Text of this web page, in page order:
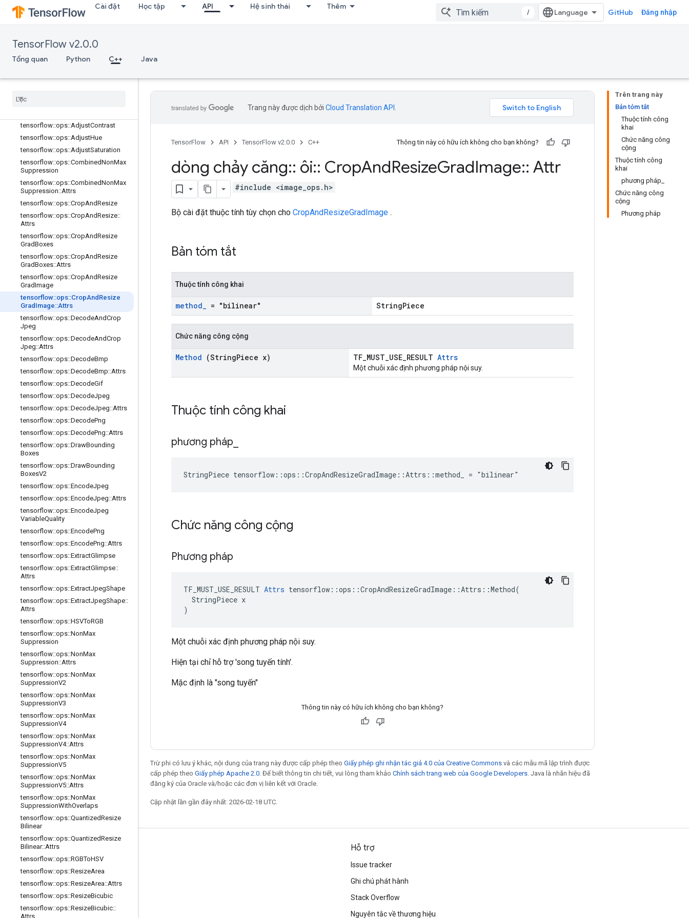
Cài đặt Học tập API Hệ sinh thái Thêm
/ GitHub Đăng nhập
TensorFlow v2.0.0
Tổng quan Python C++ Java
C++
array_ops
control_flow_ops
image
tensorflow::ops::AdjustContrast
tensorflow::ops::AdjustHue
tensorflow::ops::AdjustSaturation
tensorflow::ops::CombinedNonMax
Suppression
tensorflow::ops::CombinedNonMax
Suppression::Attrs
tensorflow::ops::CropAndResize
tensorflow::ops::CropAndResize::
Attrs
tensorflow::ops::CropAndResize
GradBoxes
tensorflow::ops::CropAndResize
GradBoxes::Attrs
tensorflow::ops::CropAndResize
GradImage
tensorflow::ops::CropAnd Resize
Grad Image::Attrs
tensorflow::ops::DecodeAndCrop
Jpeg
tensorflow::ops::DecodeAndCrop
Jpeg::Attrs
tensorflow::ops::DecodeBmp
tensorflow::ops::DecodeBmp::Attrs
tensorflow::ops::DecodeGif
tensorflow::ops::DecodeJpeg
tensorflow::ops::DecodeJpeg::Attrs
tensorflow::ops::DecodePng
tensorflow::ops::DecodePng::Attrs
tensorflow::ops::DrawBounding
Boxes
tensorflow::ops::DrawBounding
BoxesV2
tensorflow::ops::EncodeJpeg
tensorflow::ops::EncodeJpeg::Attrs
tensorflow::ops::EncodeJpeg
VariableQuality
tensorflow::ops::EncodePng
tensorflow::ops::EncodePng::Attrs
tensorflow::ops::ExtractGlimpse
tensorflow::ops::ExtractGlimpse::
Attrs
tensorflow::ops::ExtractJpegShape
tensorflow::ops::ExtractJpegShape::
Attrs
tensorflow::ops::HSVToRGB
tensorflow::ops::NonMax
Suppression
tensorflow::ops::NonMax
Suppression::Attrs
tensorflow::ops::NonMax
SuppressionV2
tensorflow::ops::NonMax
SuppressionV3
tensorflow::ops::NonMax
SuppressionV4
tensorflow::ops::NonMax
SuppressionV4::Attrs
tensorflow::ops::NonMax
SuppressionV5
tensorflow::ops::NonMax
SuppressionV5::Attrs
tensorflow::ops::NonMax
SuppressionWithOverlaps
tensorflow::ops::QuantizedResize
Bilinear
tensorflow::ops::QuantizedResize
Bilinear::Attrs
tensorflow::ops::RGBToHSV
tensorflow::ops::ResizeArea
tensorflow::ops::ResizeArea::Attrs
tensorflow::ops::ResizeBicubic
tensorflow::ops::ResizeBicubic::
Attrs
Trên trang này
Bản tóm tắt
Thuộc tính công
khai
Chức năng công
cộng
Thuộc tính công
khai
phương pháp_
Chức năng công
cộng
Phương pháp
Trang này được dịch bởi Cloud Translation API
TensorFlow API TensorFlow v2.0.0 C++ Thông tin này có hữu ích không cho bạn không?
dòng chảy căng:: ôi:: CropAndResizeGradImage:: Attr
#include <image_ops.h>
Bộ cài đặt thuộc tính tùy chọn cho CropAndResizeGradImage .
Bản tóm tắt
Thuộc tính công khai
method_ = "bilinear" StringPiece
Chức năng công cộng
Method (StringPiece x) TF_MUST_USE_RESULT Attrs
Một chuỗi xác định phương pháp nội suy.
Thuộc tính công khai
phương pháp
StringPiece tensorflow::ops::CropAndResizeGradImage::Attrs::method_ = "bilinear"
Chức năng công cộng
Phương pháp
TF_MUST_USE_RESULT Attrs tensorflow::ops::CropAndResizeGradImage::Attrs::Method(
  StringPiece x
)
Một chuỗi xác định phương pháp nội suy.
Hiện tại chỉ hỗ trợ 'song tuyến tính'.
Mặc định là "song tuyến"
Thông tin này có hữu ích không cho bạn không?
Trừ phi có lưu ý khác, nội dung của trang này được cấp phép theo Giấy phép ghi nhận tác giả 4.0 của Creative Commons và các mẫu mã lập trình được
cấp phép theo Giấy phép Apache 2.0 . Để biết thông tin chi tiết, vui lòng tham khảo Chính sách trang web của Google Developers . Java là nhãn hiệu đã
đăng ký của Oracle và/hoặc các đơn vị liên kết với Oracle.
Cập nhật lần gần đây nhất: 2026-02-18 UTC.
Giữ liên lạc
Diễn đàn
GitHub
Twitter
Hỗ trợ
Issue tracker
Ghi chú phát hành
Stack Overflow
Nguyên tắc về thương hiệu